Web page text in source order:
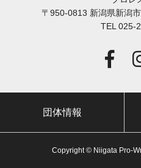
〒950-0813 新潟県新潟
TEL 025-
団体情報
Copyright © Niigata Pro-